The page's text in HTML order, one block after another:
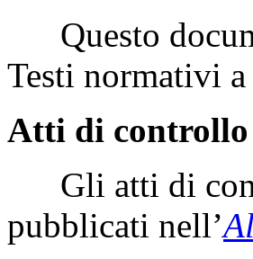
Questo
Testi normativi
Atti di
Gli atti di
pubblicati nell’